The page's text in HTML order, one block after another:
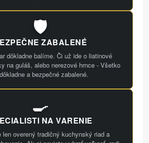
🛡️
ZABALENÉ
dôkladne balíme. Či už ide o liatinové
na guláš, alebo nerezové hrnce - Všetko
a bezpečné zabalené.
🍳
NA VARENIE
len overený tradičný kuchynský riad a